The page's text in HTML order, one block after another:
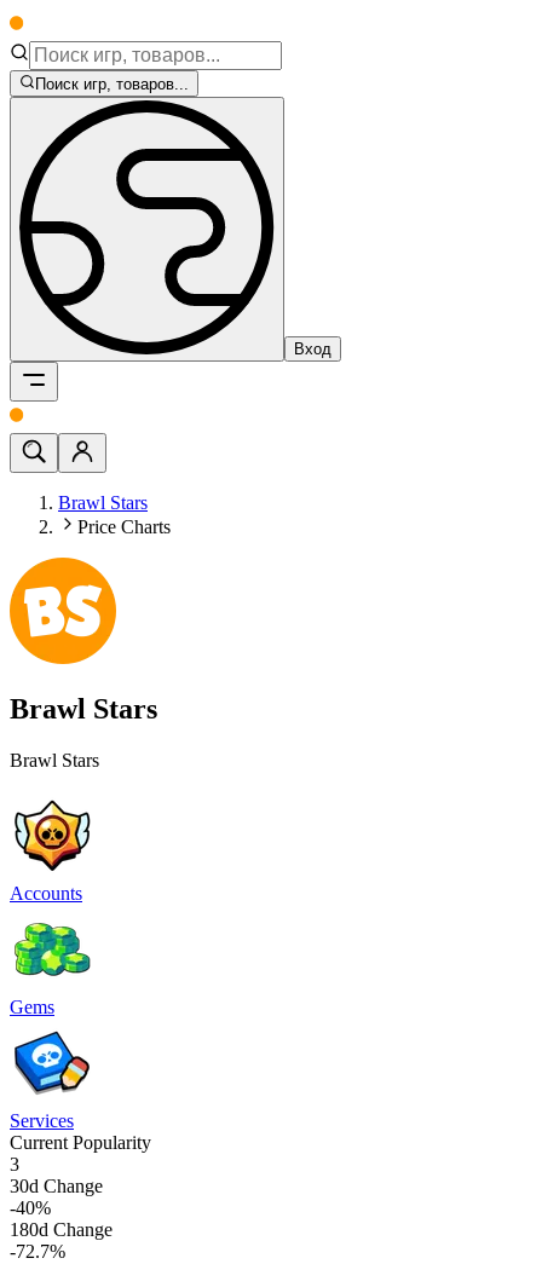
Поиск игр, товаров...
Вход
Brawl Stars
Price Charts
Brawl Stars
Brawl Stars
Accounts
Gems
Services
Current Popularity
3
30d Change
-40%
180d Change
-72.7%